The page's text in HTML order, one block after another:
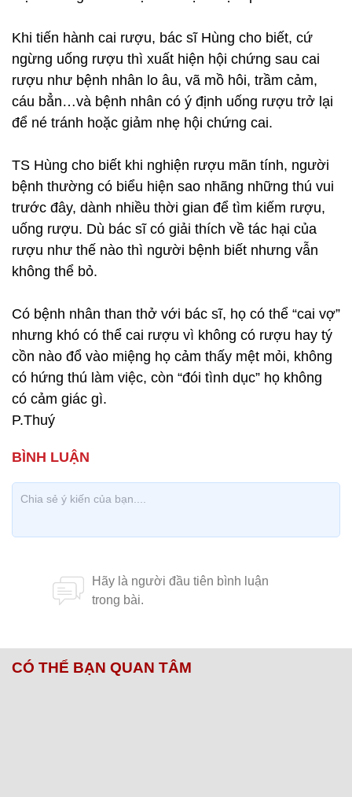
Khi tiến hành cai rượu, bác sĩ Hùng cho biết, cứ
ngừng uống rượu thì xuất hiện hội chứng sau cai
rượu như bệnh nhân lo âu, vã mồ hôi, trầm cảm,
cáu bẳn…và bệnh nhân có ý định uống rượu trở lại
để né tránh hoặc giảm nhẹ hội chứng cai.
TS Hùng cho biết khi nghiện rượu mãn tính, người
bệnh thường có biểu hiện sao nhãng những thú vui
trước đây, dành nhiều thời gian để tìm kiếm rượu,
uống rượu. Dù bác sĩ có giải thích về tác hại của
rượu như thế nào thì người bệnh biết nhưng vẫn
không thể bỏ.
Có bệnh nhân than thở với bác sĩ, họ có thể “cai vợ”
nhưng khó có thể cai rượu vì không có rượu hay tý
cồn nào đổ vào miệng họ cảm thấy mệt mỏi, không
có hứng thú làm việc, còn “đói tình dục” họ không
có cảm giác gì.
P.Thuý
CÓ THỂ BẠN QUAN TÂM